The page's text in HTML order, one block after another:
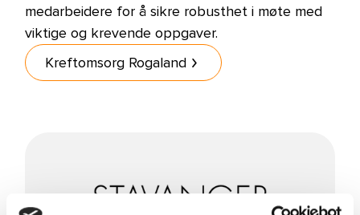
medarbeidere for å sikre robusthet i møte med
viktige og krevende oppgaver.
Kreftomsorg Rogaland